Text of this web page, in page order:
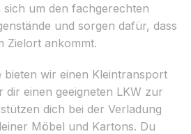
um den fachgerechten
und sorgen dafür, dass
Zielort ankommt.
wir einen Kleintransport
dir einen geeigneten LKW zur
dich bei der Verladung
Möbel und Kartons. Du